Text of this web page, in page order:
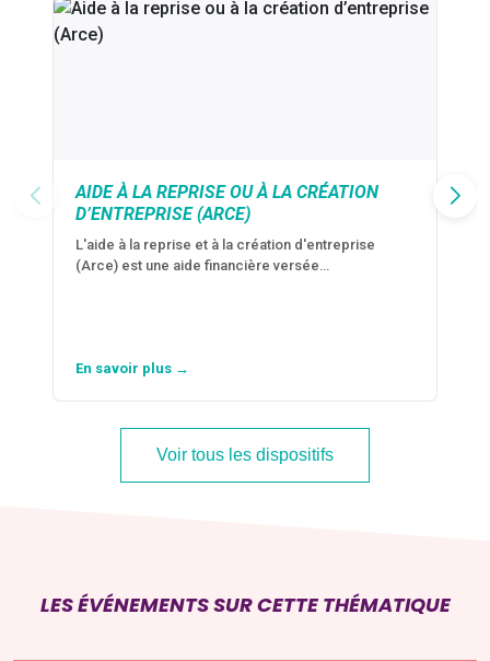
AIDE À LA REPRISE OU À LA CRÉATION
D’ENTREPRISE (ARCE)
L'aide à la reprise et à la création d'entreprise
(Arce) est une aide financière versée…
En savoir plus →
Voir tous les dispositifs
LES ÉVÉNEMENTS SUR CETTE THÉMATIQUE